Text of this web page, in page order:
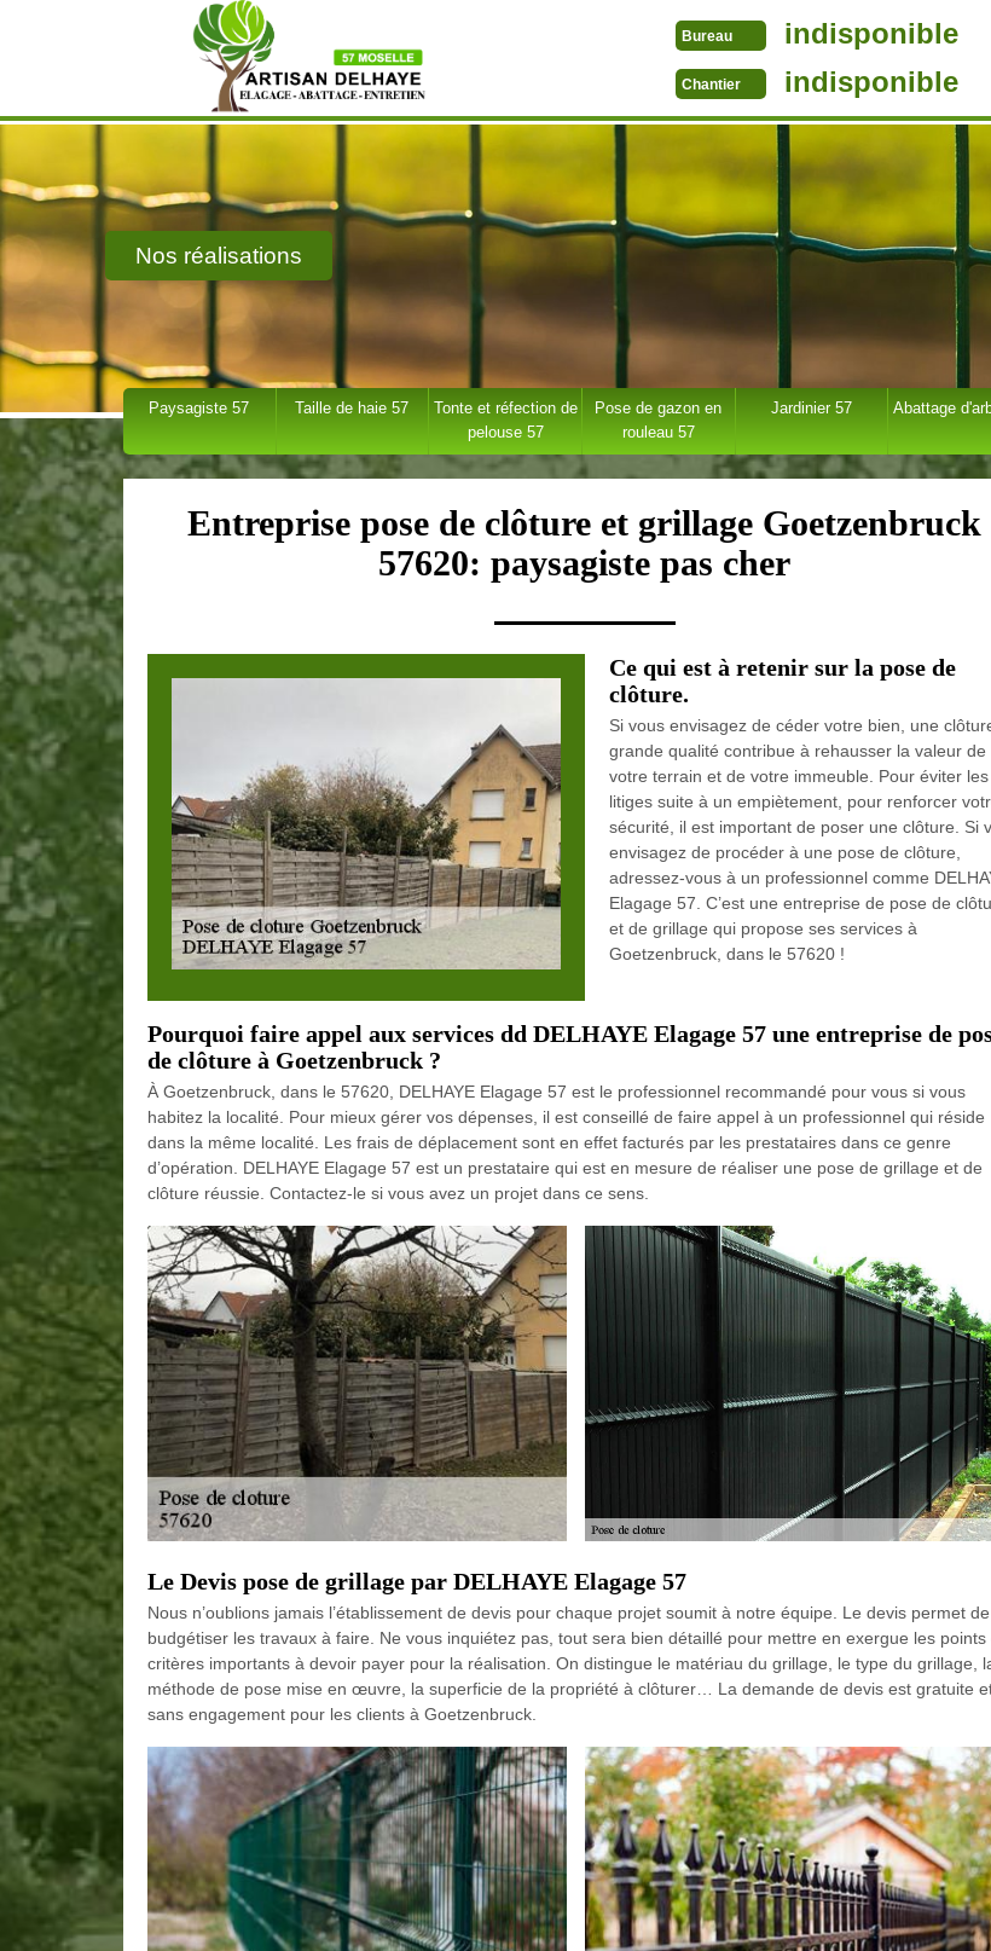
Bureau indisponible
Chantier indisponible
Nos réalisations
Paysagiste 57 Taille de haie 57
Tonte et réfection de
pelouse 57
Pose de gazon en
rouleau 57
Jardinier 57 Abattage
Entreprise pose de clôture et grillage Goetzenbruck
57620: paysagiste pas cher
Ce qui est à retenir sur la pose de
clôture.
Si vous envisagez de céder votre bien, une
grande qualité contribue à rehausser la valeur de
votre terrain et de votre immeuble. Pour éviter les
litiges suite à un empiètement, pour renforcer
sécurité, il est important de poser une clôture. Si
envisagez de procéder à une pose de clôture,
adressez-vous à un professionnel comme
Elagage 57. C’est une entreprise de pose de
et de grillage qui propose ses services à
Goetzenbruck, dans le 57620 !
Pourquoi faire appel aux services dd DELHAYE Elagage 57 une entreprise de
de clôture à Goetzenbruck ?
À Goetzenbruck, dans le 57620, DELHAYE Elagage 57 est le professionnel recommandé pour vous si vous
habitez la localité. Pour mieux gérer vos dépenses, il est conseillé de faire appel à un professionnel qui réside
dans la même localité. Les frais de déplacement sont en effet facturés par les prestataires dans ce genre
d’opération. DELHAYE Elagage 57 est un prestataire qui est en mesure de réaliser une pose de grillage et de
clôture réussie. Contactez-le si vous avez un projet dans ce sens.
Le Devis pose de grillage par DELHAYE Elagage 57
Nous n’oublions jamais l’établissement de devis pour chaque projet soumit à notre équipe. Le devis permet de
budgétiser les travaux à faire. Ne vous inquiétez pas, tout sera bien détaillé pour mettre en exergue les points
critères importants à devoir payer pour la réalisation. On distingue le matériau du grillage, le type du grillage,
méthode de pose mise en œuvre, la superficie de la propriété à clôturer… La demande de devis est gratuite
sans engagement pour les clients à Goetzenbruck.